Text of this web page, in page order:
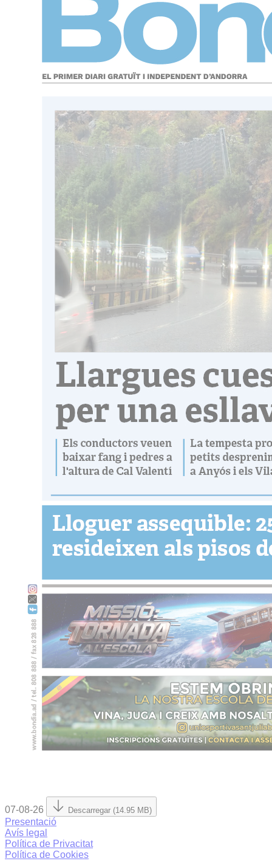
07-08-26 Descarregar (14.95 MB)
Presentació
Avís legal
Política de Privacitat
Política de Cookies